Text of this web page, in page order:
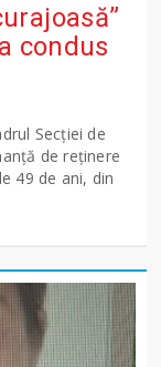
condus
Secției de
de reținere
49 de ani, din